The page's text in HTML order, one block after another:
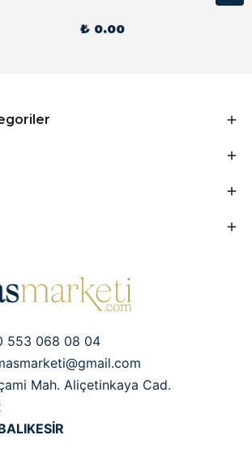
₺ 0.00
553 068 08 04
Mah. Aliçetinkaya Cad.